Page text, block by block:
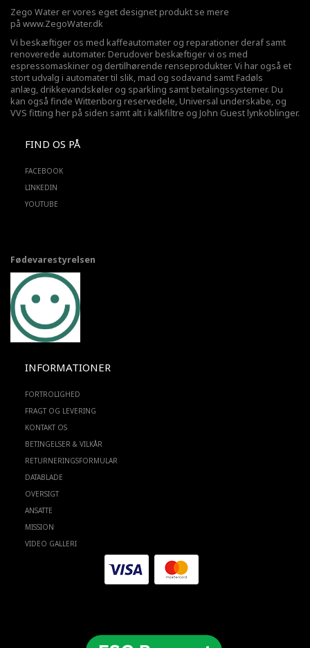
Zego Water er vores eget designet produkt se mere
på www.ZegoWater.dk
Vi beskæftiger os med kaffeautomater og reparationer deraf samt
renoverede automater. Derudover beskæftiger vi os med
espressomaskiner og dertilhørende renseprodukter. Vi har også et
stort udvalg i automater til slik, mad og sodavand samt Fadøls
anlæg, drikkevandskøler og sparkling samt betalingssystemer. Du
kan også finde Wittenborg reservedele, Universal underskabe, og
VVS fitting her på siden samt alt i kalkfiltre og John Guest lynkoblinger.
FIND OS PÅ
FACEBOOK
LINKEDIN
YOUTUBE
Fødevarestyrelsen
INFORMATIONER
FORTROLIGHED
FRAGT OG LEVERING
KONTAKT OS
BETINGELSER & VILKÅR
RETURNERINGSFORMULAR
DATABLADE
OVERSIGT
ANSATTE
MISSION
VIDEO GALLERI